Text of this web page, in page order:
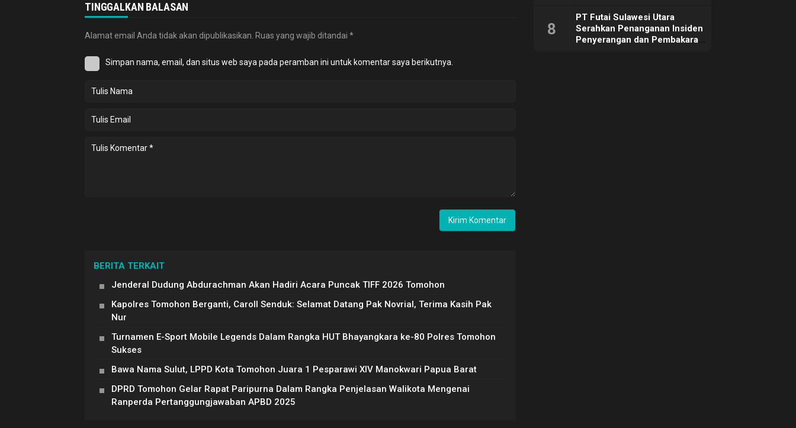
TINGGALKAN BALASAN
Alamat email Anda tidak akan dipublikasikan. Ruas yang wajib ditandai *
Simpan nama, email, dan situs web saya pada peramban ini untuk komentar saya berikutnya.
BERITA TERKAIT
Jenderal Dudung Abdurachman Akan Hadiri Acara Puncak TIFF 2026 Tomohon
Kapolres Tomohon Berganti, Caroll Senduk: Selamat Datang Pak Novrial, Terima Kasih Pak
Nur
Turnamen E-Sport Mobile Legends Dalam Rangka HUT Bhayangkara ke-80 Polres Tomohon
Sukses
Bawa Nama Sulut, LPPD Kota Tomohon Juara 1 Pesparawi XIV Manokwari Papua Barat
DPRD Tomohon Gelar Rapat Paripurna Dalam Rangka Penjelasan Walikota Mengenai
Ranperda Pertanggungjawaban APBD 2025
8
PT Futai Sulawesi Utara
Serahkan Penanganan Insiden
Penyerangan dan Pembakaran